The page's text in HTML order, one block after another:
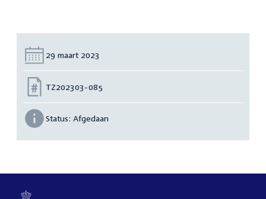
Datum:
29 maart 2023
Nummer:
TZ202303-085
Status: Afgedaan